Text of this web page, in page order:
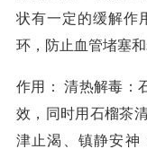
状有一定的缓解作
环，防止血管堵塞和
作用： 清热解毒：
效，同时用石榴茶
津止渴、镇静安神